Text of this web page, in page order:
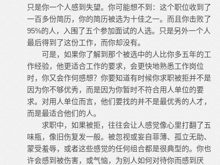
只是你一个人感到失望。你可能想不到：这个职位收到了
一百多份简历，你的简历被选为十佳之一。而且你击败了
95%的人，入围了五个参加面试的人选。只是另外一个人
最后得到了这份工作，而你却没有。
可是，如果你了解到那个被选中的人比你多五年的工
作经验，他更适合工作的要求，会更快地熟悉工作岗位
时，你又会作何感想？你要知道有时候你求职被拒并不是
因为你不够优秀，而是因为你暂时不符合用人单位的要
求。对用人单位而言，他们要找的并不是最优秀的人才，
而是最适合他们的人。
求职中，如果被拒，往往会让人感觉像心里打翻了五
味瓶，像旧伤复发一般。被忽视或妄自菲薄、孤立无助、
蒙受羞辱，或者这些感觉的任何组合都是很典型的。你也
许会感到被伤害，或气恼，为别人如何对待你而感到厌